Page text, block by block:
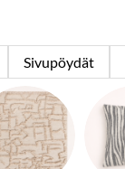
Sivupöydät